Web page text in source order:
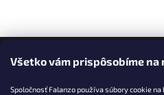
Všetko vám prispôsobíme na
Spoločnosť Falanzo používa súbory cookie
Facebook